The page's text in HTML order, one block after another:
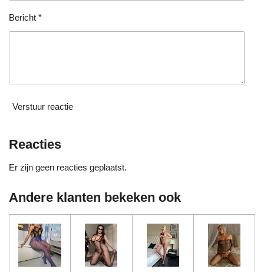
e
n
Bericht *
Verstuur reactie
Reacties
Er zijn geen reacties geplaatst.
Andere klanten bekeken ook